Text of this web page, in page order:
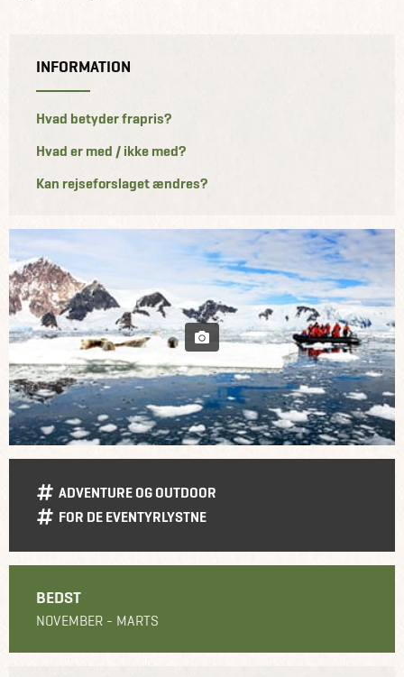
INFORMATION
Hvad betyder frapris?
Hvad er med / ikke med?
Kan rejseforslaget ændres?
ADVENTURE OG OUTDOOR
FOR DE EVENTYRLYSTNE
BEDST
NOVEMBER - MARTS